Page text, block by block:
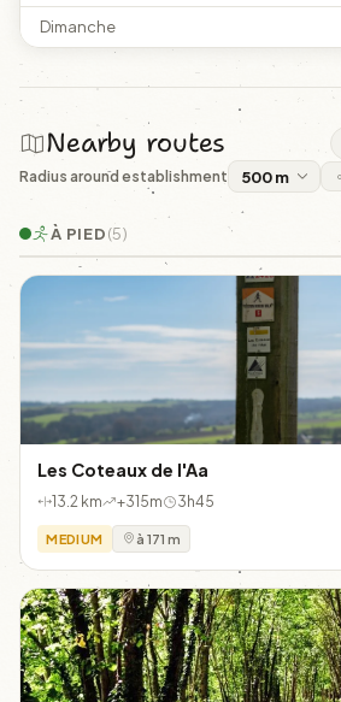
Dimanche
Nearby routes
Radius around establishment
À PIED(5)
Les Coteaux de l'Aa
13.2 km +315m 3h45
MEDIUM à 171 m